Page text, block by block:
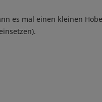
es mal einen kleinen